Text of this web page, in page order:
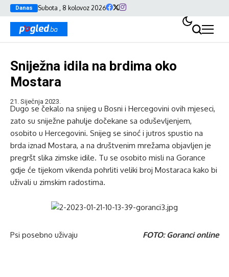
Danas Subota , 8 kolovoz 2026
Sniježna idila na brdima oko
Mostara
21. Siječnja 2023.
Dugo se čekalo na snijeg u Bosni i Hercegovini ovih mjeseci,
zato su sniježne pahulje dočekane sa oduševljenjem,
osobito u Hercegovini. Snijeg se sinoć i jutros spustio na
brda iznad Mostara, a na društvenim mrežama objavljen je
pregršt slika zimske idile. Tu se osobito misli na Gorance
gdje će tijekom vikenda pohrliti veliki broj Mostaraca kako bi
uživali u zimskim radostima.
Psi posebno uživaju FOTO: Goranci online